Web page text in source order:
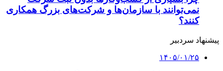
نمی‌توانند با سازمان‌ها و شرکت‌های بزرگ همکاری
کنند؟
پیشنهاد سردبیر
۱۴۰۵/۰۱/۲۵